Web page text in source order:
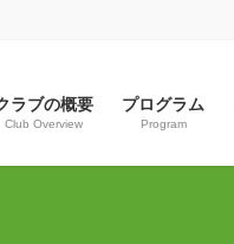
ラブの概要
Club Overview
プログラム
Program